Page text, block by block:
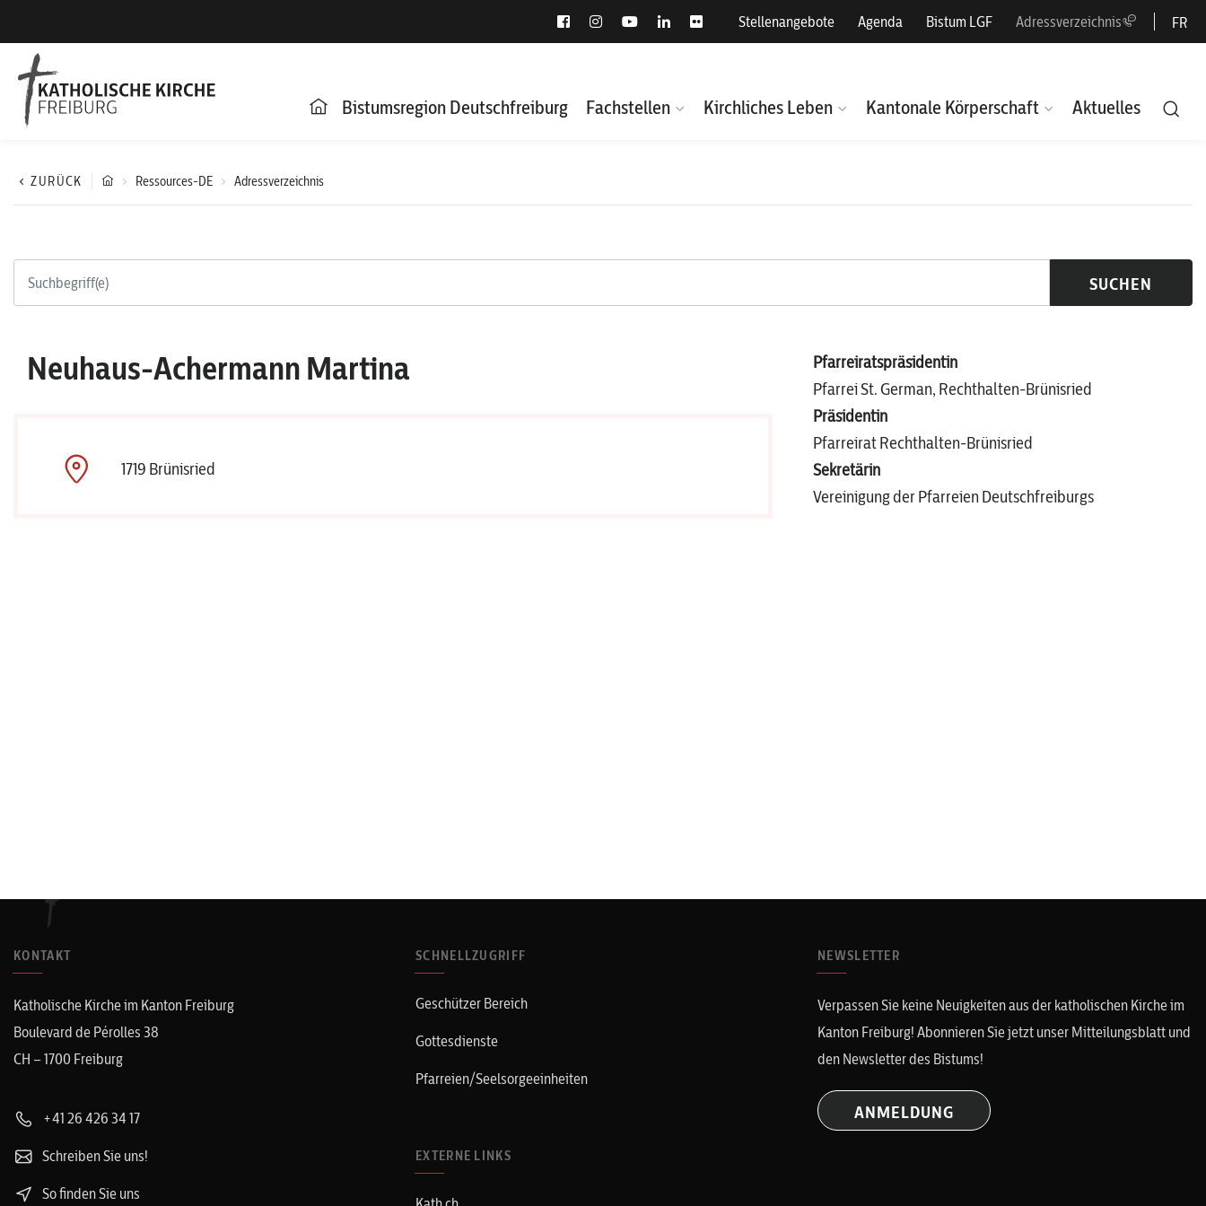
Stellenangebote Agenda Bistum LGF Adressverzeichnis FR
Bistumsregion Deutschfreiburg Fachstellen Kirchliches Leben Kantonale Körperschaft Aktuelles
ZURÜCK Ressources-DE Adressverzeichnis
SUCHEN
Neuhaus-Achermann Martina
1719 Brünisried
Pfarreiratspräsidentin
Pfarrei St. German, Rechthalten-Brünisried
Präsidentin
Pfarreirat Rechthalten-Brünisried
Sekretärin
Vereinigung der Pfarreien Deutschfreiburgs
KONTAKT
Katholische Kirche im Kanton Freiburg
Boulevard de Pérolles 38
CH – 1700 Freiburg
+41 26 426 34 17
Schreiben Sie uns!
So finden Sie uns
SCHNELLZUGRIFF
Geschützer Bereich
Gottesdienste
Pfarreien/Seelsorgeeinheiten
EXTERNE LINKS
NEWSLETTER
Verpassen Sie keine Neuigkeiten aus der katholischen Kirche im
Kanton Freiburg! Abonnieren Sie jetzt unser Mitteilungsblatt und
den Newsletter des Bistums!
ANMELDUNG